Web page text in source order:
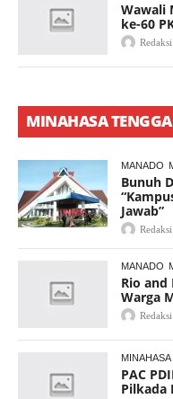
Wawali
ke-60
MINAHASA
MANADO
Bunuh
Jawab”
MANADO
Rio and
Warga
PAC
Pilkada